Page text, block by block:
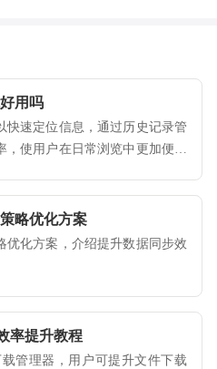
用吗
快速定位信息，通过历史记录管
使用户在日常浏览中更加便捷
略优化方案
优化方案，介绍提升数据同步效
率提升教程
载管理器，用户可提升文件下载